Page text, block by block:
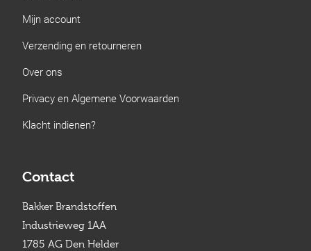
Mijn account
Verzending en retourneren
Over ons
Privacy en Algemene Voorwaarden
Klacht indienen?
Contact
Bakker Brandstoffen
Industrieweg 1AA
1785 AG Den Helder